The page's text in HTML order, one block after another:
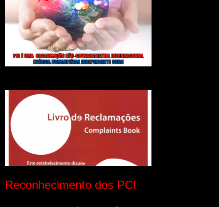
Reconhecimento dos PCI